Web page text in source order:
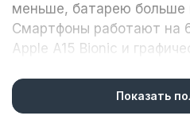
меньше, батарею больше
Смартфоны работают на
Apple A15 Bionic и
и 128, 256 или 512 Гб
Показать